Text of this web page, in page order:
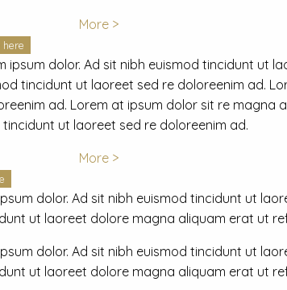
More >
here
dolor. Ad sit nibh euismod tincidunt ut
tincidunt ut laoreet sed re doloreenim ad.
ad. Lorem at ipsum dolor sit re magna
tincidunt ut laoreet sed re doloreenim ad.
More >
dolor. Ad sit nibh euismod tincidunt ut
ut laoreet dolore magna aliquam erat ut
dolor. Ad sit nibh euismod tincidunt ut
ut laoreet dolore magna aliquam erat ut